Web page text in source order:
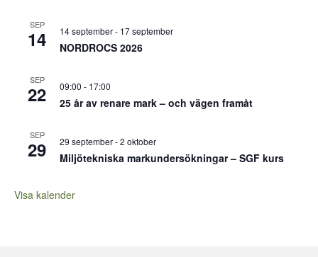
SEP
14 14 september- 17 september
NORDROCS 2026
SEP
22 09:00 - 17:00
25 år av renare mark – och vägen framåt
SEP
29 29 september-2 oktober
Miljötekniska markundersökningar – SGF kurs
Visa kalender